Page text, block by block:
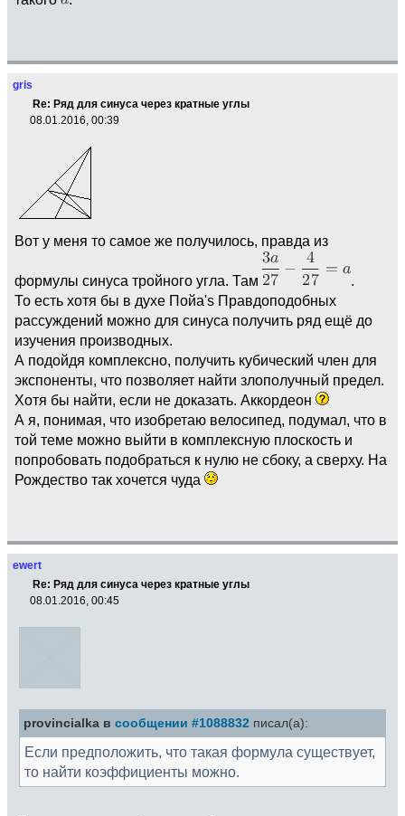
gris
Re: Ряд для синуса через кратные углы
08.01.2016, 00:39
Вот у меня то самое же получилось, правда из
формулы синуса тройного угла. Там
.
То есть хотя бы в духе Пойа's Правдоподобных
рассуждений можно для синуса получить ряд ещё до
изучения производных.
А подойдя комплексно, получить кубический член для
экспоненты, что позволяет найти злополучный предел.
Хотя бы найти, если не доказать. Аккордеон
А я, понимая, что изобретаю велосипед, подумал, что в
той теме можно выйти в комплексную плоскость и
попробовать подобраться к нулю не сбоку, а сверху. На
Рождество так хочется чуда
ewert
Re: Ряд для синуса через кратные углы
08.01.2016, 00:45
provincialka в сообщении #1088832 писал(а):
Если предположить, что такая формула существует,
то найти коэффициенты можно.